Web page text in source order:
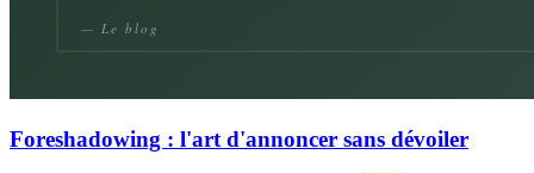
Foreshadowing : l'art d'annoncer sans dévoiler